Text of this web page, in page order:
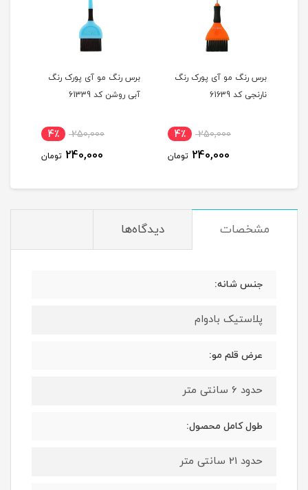
برس رنگ مو آی پورک رنگ
نارنجی کد 61639
250,000 4٪
240,000 تومان
برس رنگ مو آی پورک رنگ
آبی روشن کد 61339
250,000 4٪
240,000 تومان
مشخصات دیدگاه‌ها
جنس شانه:
پلاستیک بادوام
عرض قلم مو:
حدود 6 سانتی متر
طول کامل محصول:
حدود 21 سانتی متر